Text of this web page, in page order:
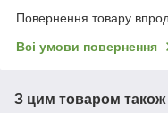
Повернення товару
Всі умови повернення
З цим товаром